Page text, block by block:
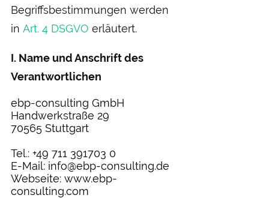
Begriffsbestimmungen werden
in Art. 4 DSGVO erläutert.
I. Name und Anschrift des
Verantwortlichen
ebp-consulting GmbH
Handwerkstraße 29
70565 Stuttgart
Tel.: +49 711 391703 0
E-Mail: info@ebp-consulting.de
Webseite: www.ebp-
consulting.com